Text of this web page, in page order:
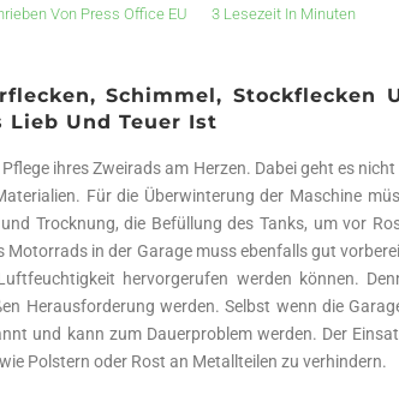
Von Press Office EU 3 Lesezeit In Minuten
Schimmel, Stockflecken
Lieb Und Teuer Ist
ihres Zweirads am Herzen. Dabei geht es
Für die Überwinterung der Maschine
Trocknung, die Befüllung des Tanks, um vor
in der Garage muss ebenfalls gut
hervorgerufen werden können.
Herausforderung werden. Selbst wenn die
und kann zum Dauerproblem werden. Der
Polstern oder Rost an Metallteilen zu verhindern.